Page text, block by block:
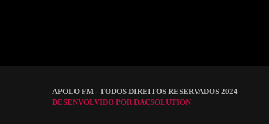
APOLO FM - TODOS DIREITOS RESERVADOS 2024
DESENVOLVIDO POR DACSOLUTION